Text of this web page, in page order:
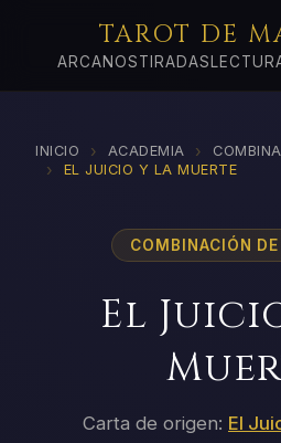
TAROT DE
ARCANOSTIRADAS
INICIO › ACADEMIA ›
› EL JUICIO Y LA MUERTE
COMBINACIÓN
El
Carta de origen: El